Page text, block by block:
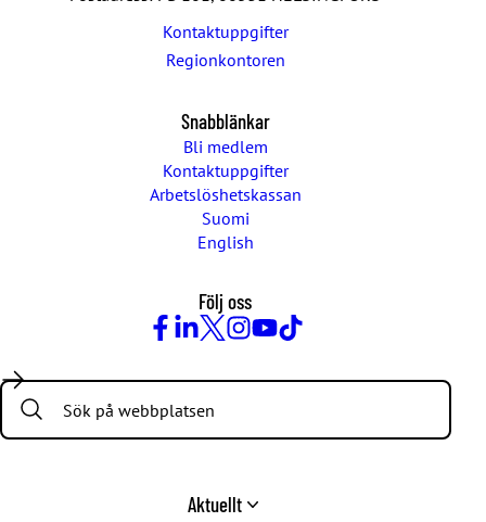
Kontaktuppgifter
Regionkontoren
Snabblänkar
Bli medlem
Kontaktuppgifter
Arbetslöshetskassan
Suomi
English
Följ oss
Search:
Aktuellt